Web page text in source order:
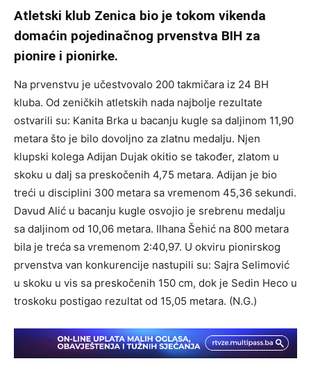
Atletski klub Zenica bio je tokom vikenda
domaćin pojedinačnog prvenstva BIH za
pionire i pionirke.
Na prvenstvu je učestvovalo 200 takmičara iz 24 BH
kluba. Od zeničkih atletskih nada najbolje rezultate
ostvarili su: Kanita Brka u bacanju kugle sa daljinom 11,90
metara što je bilo dovoljno za zlatnu medalju. Njen
klupski kolega Adijan Dujak okitio se također, zlatom u
skoku u dalj sa preskočenih 4,75 metara. Adijan je bio
treći u disciplini 300 metara sa vremenom 45,36 sekundi.
Davud Alić u bacanju kugle osvojio je srebrenu medalju
sa daljinom od 10,06 metara. Ilhana Šehić na 800 metara
bila je treća sa vremenom 2:40,97. U okviru pionirskog
prvenstva van konkurencije nastupili su: Sajra Selimović
u skoku u vis sa preskočenih 150 cm, dok je Sedin Heco u
troskoku postigao rezultat od 15,05 metara. (N.G.)